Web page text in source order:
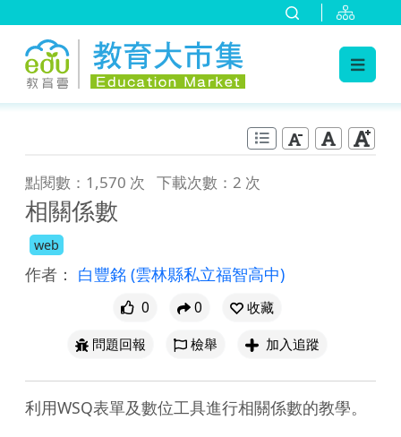
點閱數：1,570 次 下載次數：2 次
相關係數
web
作者： 白豐銘 (雲林縣私立福智高中)
0 0
收藏
問題回報
檢舉 加入追蹤
利用WSQ表單及數位工具進行相關係數的教學。